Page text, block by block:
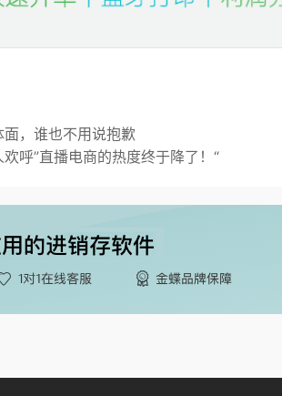
面，谁也不用说抱歉
呼”直播电商的热度终于降了！“